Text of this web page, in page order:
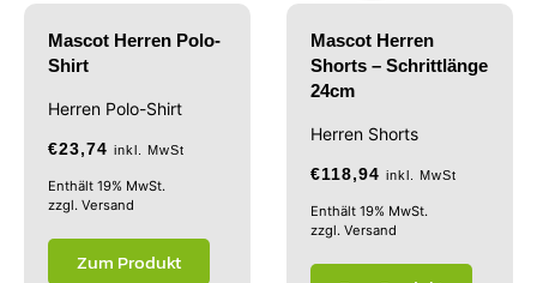
Mascot Herren Polo-
Shirt
Herren Polo-Shirt
€23,74 inkl. MwSt
Enthält 19% MwSt.
zzgl. Versand
Zum Produkt
Mascot Herren
Shorts – Schrittlänge
24cm
Herren Shorts
€118,94 inkl. MwSt
Enthält 19% MwSt.
zzgl. Versand